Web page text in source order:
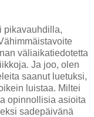
pikavauhdilla,
väliaikatiedotetta
Ja joo, olen
saanut luetuksi,
luistaa. Miltei
opinnollisia asioita
sadepäivänä